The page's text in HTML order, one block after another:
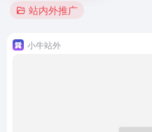
站内外推广
小牛站外